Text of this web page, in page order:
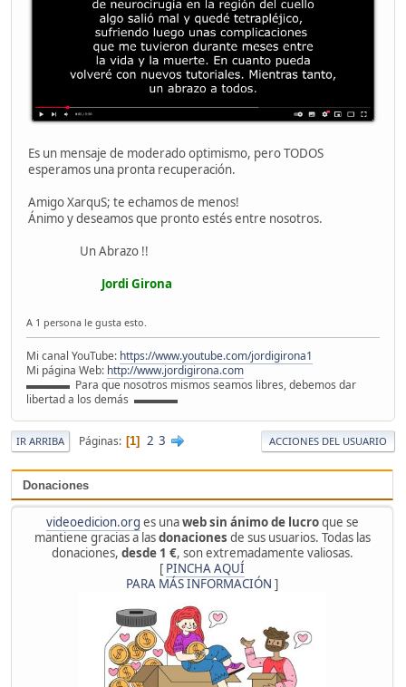
Donaciones
videoedicion.org es unaweb sin ánimo de lucroque se
mantiene gracias a lasdonaciones de sus usuarios. Todas las
donaciones, desde 1 €, son extremadamente valiosas.
[ PINCHA AQUÍ
PARA MÁS INFORMACIÓN ]
Es un mensaje de moderado optimismo, pero TODOS
esperamos una pronta recuperación.
Amigo XarquS; te echamos de menos!
Ánimo y deseamos que pronto estés entre nosotros.
Un Abrazo !!
Jordi Girona
A 1 persona le gusta esto.
Mi canal YouTube: https://www.youtube.com/jordigirona1
Mi página Web: http://www.jordigirona.com
▬▬▬▬ Para que nosotros mismos seamos libres, debemos dar
libertad a los demás ▬▬▬▬
IR ARRIBA Páginas 1 2 3 ACCIONES DEL USUARIO